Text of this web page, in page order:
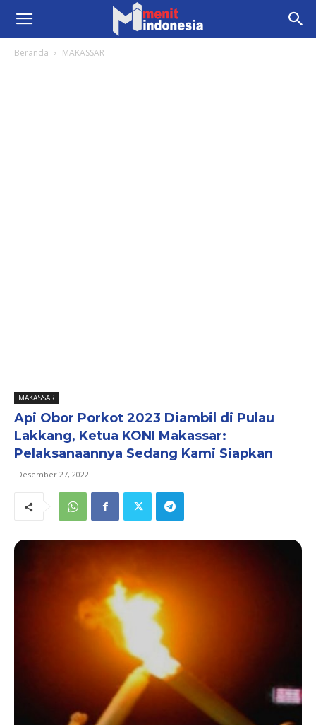
Beranda MAKASSAR
MAKASSAR
Api Obor Porkot 2023 Diambil di Pulau
Lakkang, Ketua KONI Makassar:
Pelaksanaannya Sedang Kami Siapkan
Desember 27, 2022